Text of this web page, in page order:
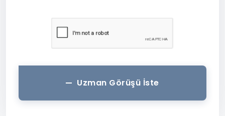
Uzman Görüşü İste